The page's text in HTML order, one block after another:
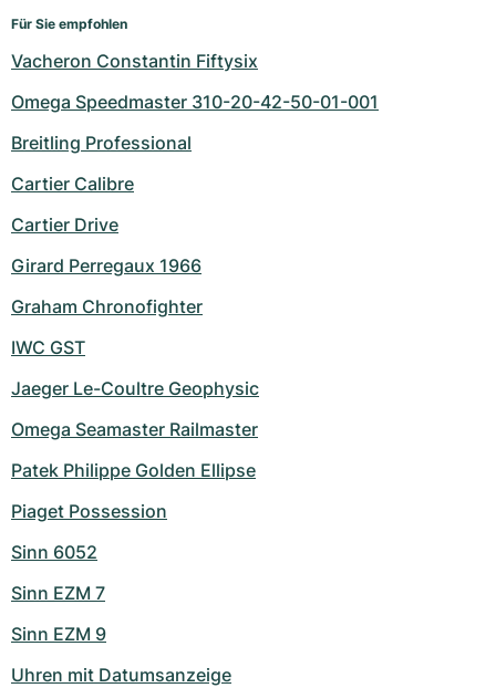
Für Sie empfohlen
Vacheron Constantin Fiftysix
Omega Speedmaster 310-20-42-50-01-001
Breitling Professional
Cartier Calibre
Cartier Drive
Girard Perregaux 1966
Graham Chronofighter
IWC GST
Jaeger Le-Coultre Geophysic
Omega Seamaster Railmaster
Patek Philippe Golden Ellipse
Piaget Possession
Sinn 6052
Sinn EZM 7
Sinn EZM 9
Uhren mit Datumsanzeige